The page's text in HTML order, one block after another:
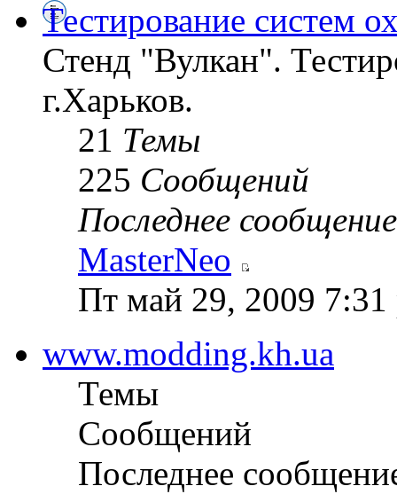
Тестирование систем
Стенд "Вулкан".
г.Харьков.
21 Темы
225 Сообщений
Последнее сообщение
MasterNeo
Пт май 29, 2009 7:31
www.modding.kh.ua
Темы
Сообщений
Последнее